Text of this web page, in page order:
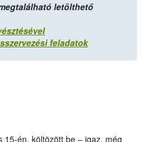
letölthető
feladatok
15-én, költözött be – igaz, még